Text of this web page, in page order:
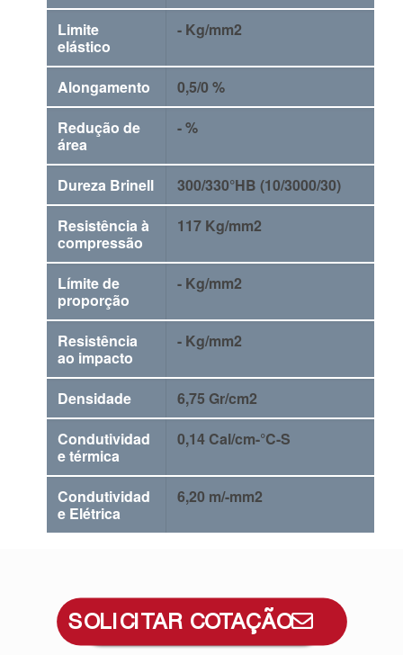
Limite
elástico
- Kg/mm2
Alongamento
0,5/0 %
Redução de
área
- %
Dureza Brinell
300/330°HB (10/3000/30)
Resistência à
compressão
117 Kg/mm2
Límite de
proporção
- Kg/mm2
Resistência
ao impacto
- Kg/mm2
Densidade
6,75 Gr/cm2
Condutividad
e térmica
0,14 Cal/cm-°C-S
Condutividad
e Elétrica
6,20 m/-mm2
SOLICITAR COTAÇÃO